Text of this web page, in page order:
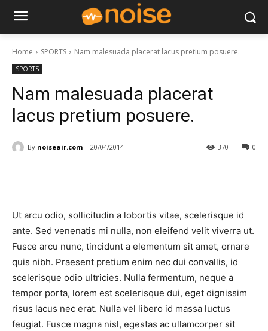
Home SPORTS Nam malesuada placerat lacus pretium posuere.
SPORTS
Nam malesuada placerat
lacus pretium posuere.
By noiseair.com 20/04/2014 0
370
Ut arcu odio, sollicitudin a lobortis vitae, scelerisque id
ante. Sed venenatis mi nulla, non eleifend velit viverra ut.
Fusce arcu nunc, tincidunt a elementum sit amet, ornare
quis nibh. Praesent pretium enim nec dui convallis, id
scelerisque odio ultricies. Nulla fermentum, neque a
tempor porta, lorem est scelerisque dui, eget dignissim
risus lacus nec erat. Nulla vel libero id massa luctus
feugiat. Fusce magna nisl, egestas ac ullamcorper sit